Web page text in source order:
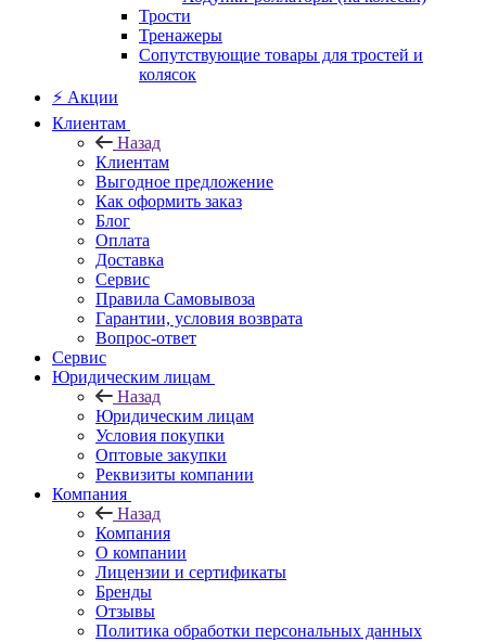
Трости
Тренажеры
Сопутствующие товары для тростей и
колясок
⚡ Акции
Клиентам
Назад
Клиентам
Выгодное предложение
Как оформить заказ
Блог
Оплата
Доставка
Сервис
Правила Самовывоза
Гарантии, условия возврата
Вопрос-ответ
Сервис
Юридическим лицам
Назад
Юридическим лицам
Условия покупки
Оптовые закупки
Реквизиты компании
Компания
Назад
Компания
О компании
Лицензии и сертификаты
Бренды
Отзывы
Политика обработки персональных данных